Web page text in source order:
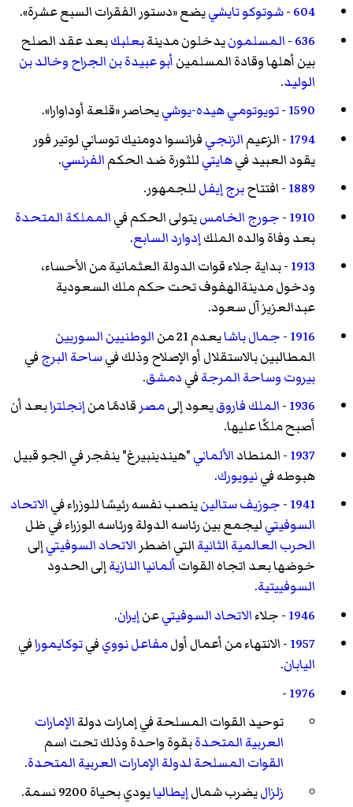
604
-شوتوكو تايشييضع «دستور الفقرات السبع عشرة».
636
-المسلمونيدخلون مدينةبعلبكبعد عقد الصلح
بين أهلها وقادة المسلمينأبو عبيدة بن الجراحوخالد بن
الوليد.
1590
-تويوتومي هيده-يوشييحاصر «قلعة أوداوارا».
1794- الزعيمالزنجيفرانسوا دومنيك توساني لوتير فور
يقود العبيد فيهايتيللثورة ضد الحكمالفرنسي.
1889- افتتاحبرج إيفلللجمهور.
1910
-جورج الخامسيتولى الحكم فيالمملكة المتحدة
بعد وفاة والده الملكإدوارد السابع.
1913- بداية جلاء قوات الدولة العثمانية من الأحساء،
ودخول مدينةالهفوف تحت حكم ملك السعودية
عبدالعزيز آل سعود.
1916
-جمال باشايعدم 21 من
الوطنيين السوريين
المطالبين بالاستقلال أو الإصلاح وذلك فيساحة البرجفي
بيروتوساحة المرجةفيدمشق.
1936
-الملك فاروقيعود إلىمصر قادمًا منإنجلترابعد أن
أصبح ملكًا عليها.
1937- المنطادالألماني"هيندينبيرغ" ينفجر في الجو قبيل
هبوطه فينيويورك.
1941
-جوزيف ستالينينصب نفسه رئيسًا للوزراء فيالاتحاد
السوفيتيليجمع بين رئاسه الدولة ورئاسه الوزراء في ظل
الحرب العالمية الثانيةالتي اضطر الاتحاد السوفيتيإلى
خوضها بعد اتجاه القواتألمانيا النازيةإلى الحدود
السوفييتية.
1946- جلاءالاتحاد السوفيتيعنإيران.
1957- الانتهاء من أعمال أولمفاعل نوويفيتوكايمورافي
اليابان.
1976
-
توحيد القوات المسلحة في إمارات دولةالإمارات
العربية المتحدةبقوة واحدة وذلك تحت اسم
القوات المسلحة لدولة الإمارات العربية المتحدة.
زلزاليضرب شمالإيطاليايودي بحياة 9200 نسمة.